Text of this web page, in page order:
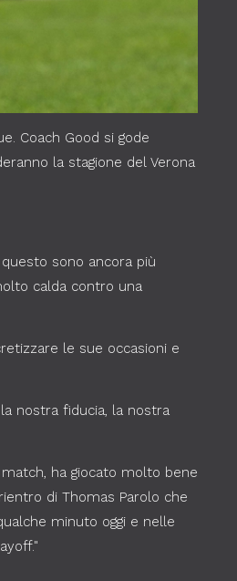
Coach Good si gode
la stagione del Verona
sono ancora più
calda contro una
le sue occasioni e
nostra fiducia, la nostra
ha giocato molto bene
di Thomas Parolo che
minuto oggi e nelle